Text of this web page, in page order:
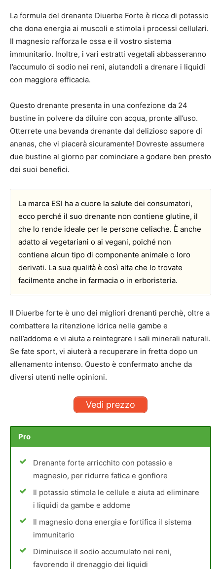
La formula del drenante Diuerbe Forte è ricca di potassio
che dona energia ai muscoli e stimola i processi cellulari.
Il magnesio rafforza le ossa e il vostro sistema
immunitario. Inoltre, i vari estratti vegetali abbasseranno
l’accumulo di sodio nei reni, aiutandoli a drenare i liquidi
con maggiore efficacia.
Questo drenante presenta in una confezione da 24
bustine in polvere da diluire con acqua, pronte all’uso.
Otterrete una bevanda drenante dal delizioso sapore di
ananas, che vi piacerà sicuramente! Dovreste assumere
due bustine al giorno per cominciare a godere ben presto
dei suoi benefici.
La marca ESI ha a cuore la salute dei consumatori,
ecco perché il suo drenante non contiene glutine, il
che lo rende ideale per le persone celiache. È anche
adatto ai vegetariani o ai vegani, poiché non
contiene alcun tipo di componente animale o loro
derivati. La sua qualità è così alta che lo trovate
facilmente anche in farmacia o in erboristeria.
Il Diuerbe forte è uno dei migliori drenanti perchè, oltre a
combattere la ritenzione idrica nelle gambe e
nell’addome e vi aiuta a reintegrare i sali minerali naturali.
Se fate sport, vi aiuterà a recuperare in fretta dopo un
allenamento intenso. Questo è confermato anche da
diversi utenti nelle opinioni.
Vedi prezzo
Pro
Drenante forte arricchito con potassio e
magnesio, per ridurre fatica e gonfiore
Il potassio stimola le cellule e aiuta ad eliminare
i liquidi da gambe e addome
Il magnesio dona energia e fortifica il sistema
immunitario
Diminuisce il sodio accumulato nei reni,
favorendo il drenaggio dei liquidi